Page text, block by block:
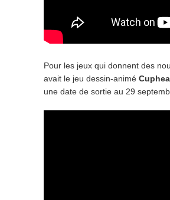
Pour les jeux qui donnent des
avait le jeu dessin-animé
une date de sortie au 29